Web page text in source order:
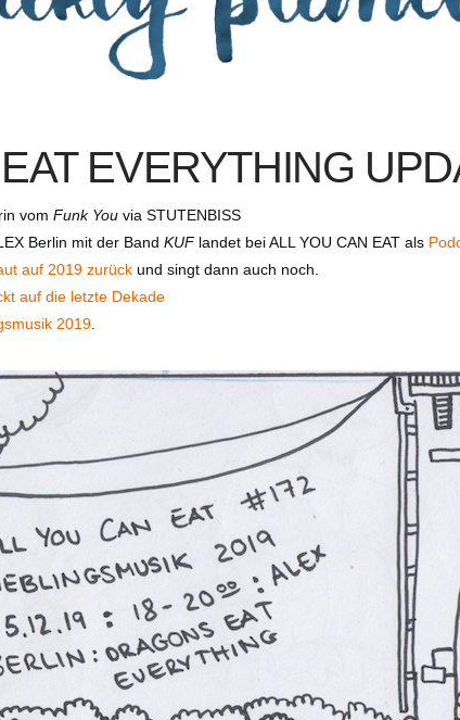
EVERYTHING
vomFunk You via STUTENBISS
Berlin mit der BandKUFlandet bei ALL YOU CAN EAT als
auf 2019 zurück und singt dann auch noch.
auf die letzte Dekade
2019